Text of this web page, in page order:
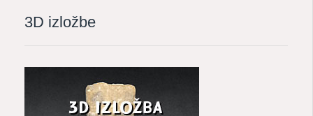
3D izložbe